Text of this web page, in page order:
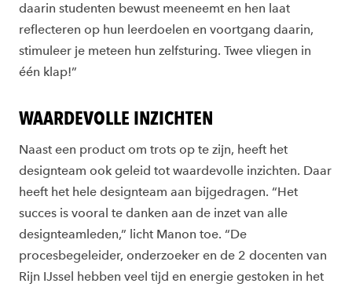
daarin studenten bewust meeneemt en hen laat
reflecteren op hun leerdoelen en voortgang daarin,
stimuleer je meteen hun zelfsturing. Twee vliegen in
één klap!”
WAARDEVOLLE INZICHTEN
Naast een product om trots op te zijn, heeft het
designteam ook geleid tot waardevolle inzichten. Daar
heeft het hele designteam aan bijgedragen. “Het
succes is vooral te danken aan de inzet van alle
designteamleden,” licht Manon toe. “De
procesbegeleider, onderzoeker en de 2 docenten van
Rijn IJssel hebben veel tijd en energie gestoken in het